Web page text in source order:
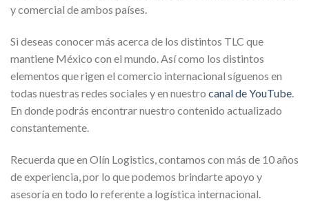
y comercial de ambos países.
Si deseas conocer más acerca de los distintos TLC que
mantiene México con el mundo. Así como los distintos
elementos que rigen el comercio internacional síguenos en
todas nuestras redes sociales y en nuestro canal de YouTube.
En donde podrás encontrar nuestro contenido actualizado
constantemente.
Recuerda que en Olín Logistics, contamos con más de 10 años
de experiencia, por lo que podemos brindarte apoyo y
asesoría en todo lo referente a logística internacional.